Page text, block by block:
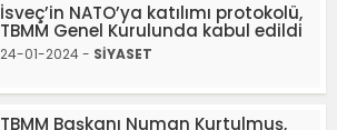
İsveç’in NATO’ya katılımı protokolü,
TBMM Genel Kurulunda kabul edildi
24-01-2024 - SİYASET
TBMM Başkanı Numan Kurtulmuş,